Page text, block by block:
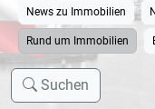
News zu Immobilien
Rund um Immobilien
Suchen